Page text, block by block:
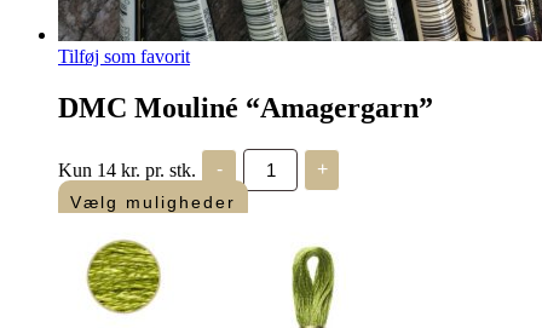
Tilføj som favorit
DMC Mouliné “Amagergarn”
Kun 14 kr. pr. stk. -
DMC
Mouliné
"Amagergarn"
antal
+
Vælg muligheder